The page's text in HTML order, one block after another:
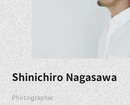
Shinichiro Nagasawa
Photographer